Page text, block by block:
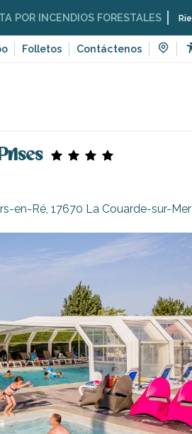
Folletos Contáctenos
FORESTALES Riesgo
Camping La Tour
en-Ré, 17670 La Couarde-sur-Mer